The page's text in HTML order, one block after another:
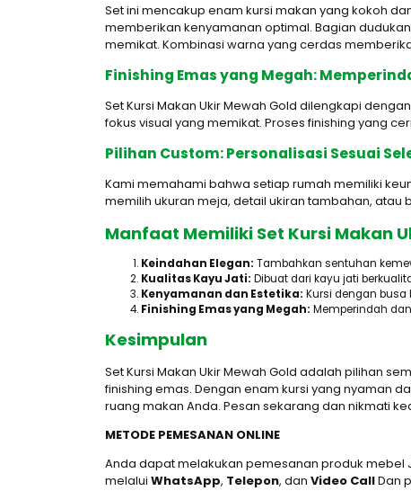
Set ini mencakup enam kursi makan yang kokoh
memberikan kenyamanan optimal. Bagian
memikat. Kombinasi warna yang cerdas
Finishing Emas yang Megah:
Set Kursi Makan Ukir Mewah Gold dilengkapi
fokus visual yang memikat. Proses finishing yang
Pilihan Custom: Personalisasi Sesuai
Kami memahami bahwa setiap rumah memiliki
memilih ukuran meja, detail ukiran tambahan,
Manfaat Memiliki Set Kursi Makan
Keindahan Elegan: Tambahkan sentuhan
Kualitas Kayu Jati: Dibuat dari kayu jati
Kenyamanan dan Estetika: Kursi dengan
Finishing Emas yang Megah: Memperindah
Kesimpulan
Set Kursi Makan Ukir Mewah Gold adalah pilihan
finishing emas. Dengan enam kursi yang nyaman
ruang makan Anda. Pesan sekarang dan nikmati
METODE PEMESANAN ONLINE
Anda dapat melakukan pemesanan produk mebel
melalui WhatsApp, Telepon, dan Video CallDan